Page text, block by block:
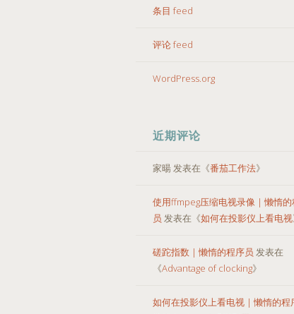
条目 feed
评论 feed
WordPress.org
近期评论
家暘发表在《番茄工作法》
使用ffmpeg压缩电视录像 | 懒惰的
员 发表在《如何在投影仪上看电视
磋跎指数 | 懒惰的程序员 发表在
《Advantage of clocking》
如何在投影仪上看电视 | 懒惰的程